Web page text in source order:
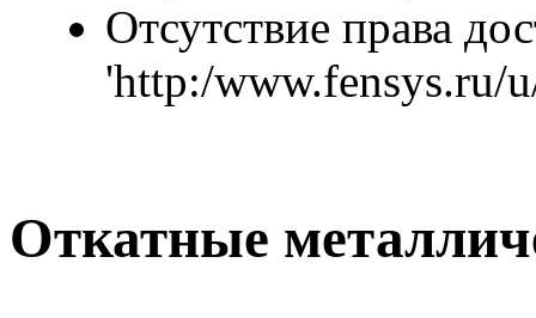
Отсутствие права
'http:/www.fensys.ru/
Откатные